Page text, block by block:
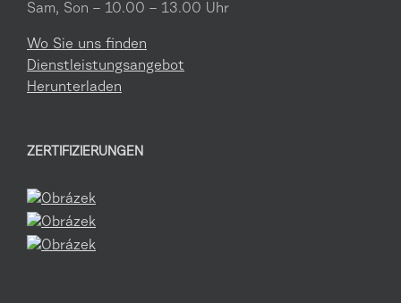
Sam, Son – 10.00 – 13.00 Uhr
Wo Sie uns finden
Dienstleistungsangebot
Herunterladen
ZERTIFIZIERUNGEN